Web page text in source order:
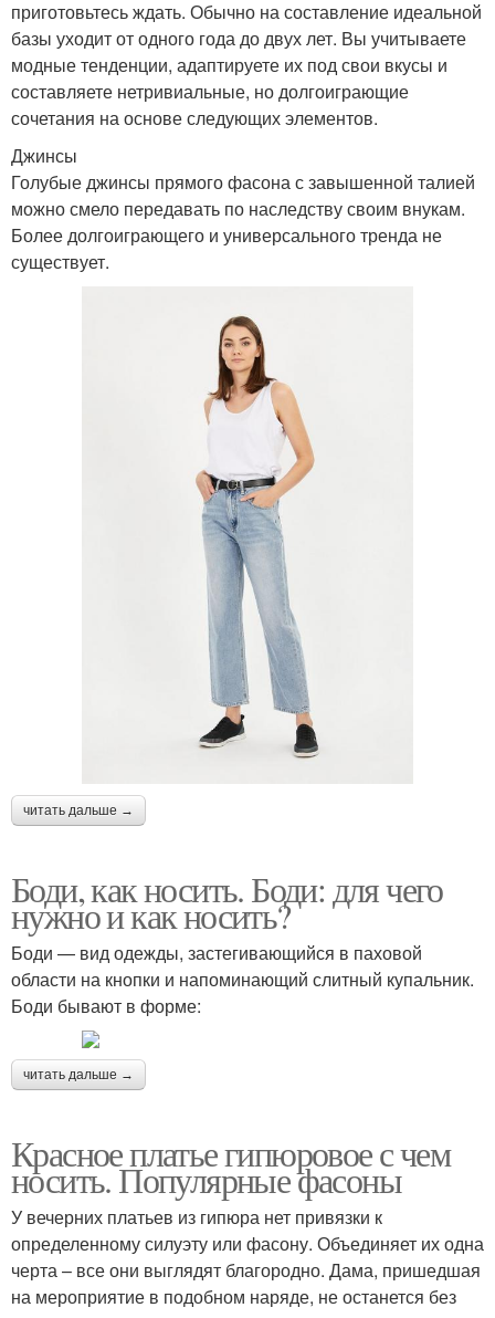
приготовьтесь ждать. Обычно на составление идеальной
базы уходит от одного года до двух лет. Вы учитываете
модные тенденции, адаптируете их под свои вкусы и
составляете нетривиальные, но долгоиграющие
сочетания на основе следующих элементов.
Джинсы
Голубые джинсы прямого фасона с завышенной талией
можно смело передавать по наследству своим внукам.
Более долгоиграющего и универсального тренда не
существует.
читать дальше →
Боди, как носить. Боди: для чего
нужно и как носить?
Боди — вид одежды, застегивающийся в паховой
области на кнопки и напоминающий слитный купальник.
Боди бывают в форме:
читать дальше →
Красное платье гипюровое с чем
носить. Популярные фасоны
У вечерних платьев из гипюра нет привязки к
определенному силуэту или фасону. Объединяет их одна
черта – все они выглядят благородно. Дама, пришедшая
на мероприятие в подобном наряде, не останется без